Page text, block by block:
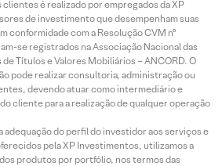
é realizado por empregados da XP
de investimento que desempenham suas
conformidade com a Resolução CVM nº
se registrados na Associação Nacional das
Títulos e Valores Mobiliários – ANCORD. O
pode realizar consultoria, administração ou
devendo atuar como intermediário e
cliente para a realização de qualquer operação
adequação do perfil do investidor aos serviços e
pela XP Investimentos, utilizamos a
produtos por portfólio, nos termos das